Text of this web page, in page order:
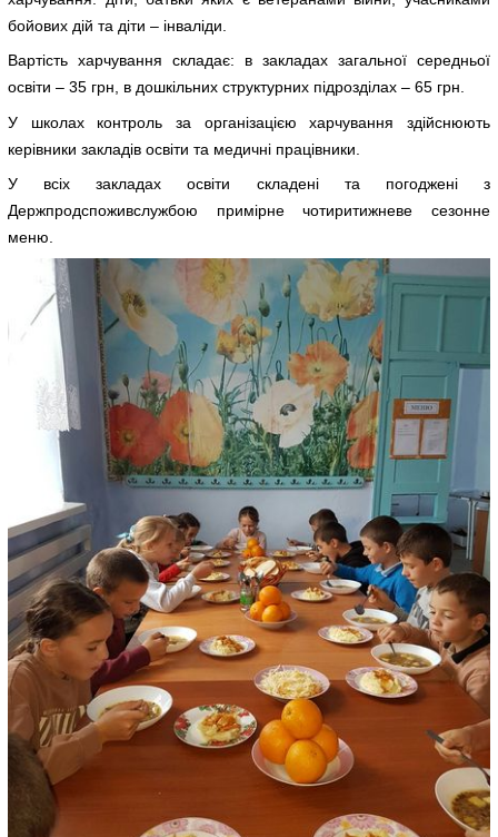
бойових дій та діти – інваліди.
Вартість харчування складає: в закладах загальної середньої
освіти – 35 грн, в дошкільних структурних підрозділах – 65 грн.
У школах контроль за організацією харчування здійснюють
керівники закладів освіти та медичні працівники.
У всіх закладах освіти складені та погоджені з
Держпродспоживслужбою примірне чотиритижневе сезонне
меню.